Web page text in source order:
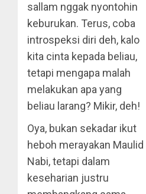
sallam nggak nyontohin
keburukan. Terus, coba
introspeksi diri deh, kalo
kita cinta kepada beliau,
tetapi mengapa malah
melakukan apa yang
beliau larang? Mikir, deh!
Oya, bukan sekadar ikut
heboh merayakan Maulid
Nabi, tetapi dalam
keseharian justru